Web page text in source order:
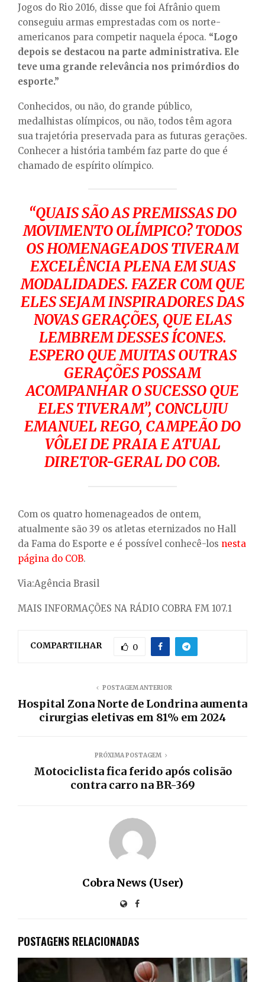
Jogos do Rio 2016, disse que foi Afrânio quem
conseguiu armas emprestadas com os norte-
americanos para competir naquela época. “Logo
depois se destacou na parte administrativa. Ele
teve uma grande relevância nos primórdios do
esporte.”
Conhecidos, ou não, do grande público,
medalhistas olímpicos, ou não, todos têm agora
sua trajetória preservada para as futuras gerações.
Conhecer a história também faz parte do que é
chamado de espírito olímpico.
“QUAIS SÃO AS PREMISSAS DO
MOVIMENTO OLÍMPICO? TODOS
OS HOMENAGEADOS TIVERAM
EXCELÊNCIA PLENA EM SUAS
MODALIDADES. FAZER COM QUE
ELES SEJAM INSPIRADORES DAS
NOVAS GERAÇÕES, QUE ELAS
LEMBREM DESSES ÍCONES.
ESPERO QUE MUITAS OUTRAS
GERAÇÕES POSSAM
ACOMPANHAR O SUCESSO QUE
ELES TIVERAM”, CONCLUIU
EMANUEL REGO, CAMPEÃO DO
VÔLEI DE PRAIA E ATUAL
DIRETOR-GERAL DO COB.
Com os quatro homenageados de ontem,
atualmente são 39 os atletas eternizados no Hall
da Fama do Esporte e é possível conhecê-los nesta
página do COB.
Via:Agência Brasil
MAIS INFORMAÇÕES NA RÁDIO COBRA FM 107.1
COMPARTILHAR 0
POSTAGEM ANTERIOR
Hospital Zona Norte de Londrina aumenta
cirurgias eletivas em 81% em 2024
PRÓXIMA POSTAGEM
Motociclista fica ferido após colisão
contra carro na BR-369
Cobra News (User)
POSTAGENS RELACIONADAS